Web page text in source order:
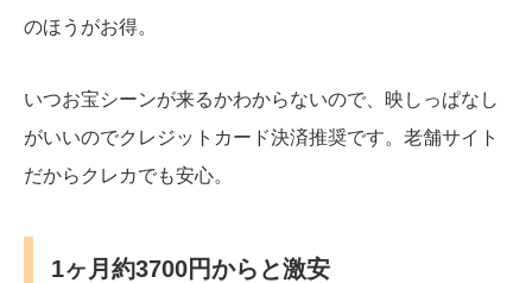
のほうがお得。
いつお宝シーンが来るかわからないので、映しっぱなし
がいいのでクレジットカード決済推奨です。老舗サイト
だからクレカでも安心。
1ヶ月約3700円からと激安